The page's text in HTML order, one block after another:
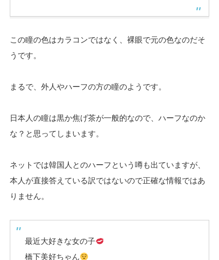
この瞳の色はカラコンではなく、裸眼で元の色なのだそ
うです。
まるで、外人やハーフの方の瞳のようです。
日本人の瞳は黒か焦げ茶が一般的なので、ハーフなのか
な？と思ってしまいます。
ネットでは韓国人とのハーフという噂も出ていますが、
本人が直接答えている訳ではないので正確な情報ではあ
りません。
最近大好きな女の子
橋下美好ちゃん